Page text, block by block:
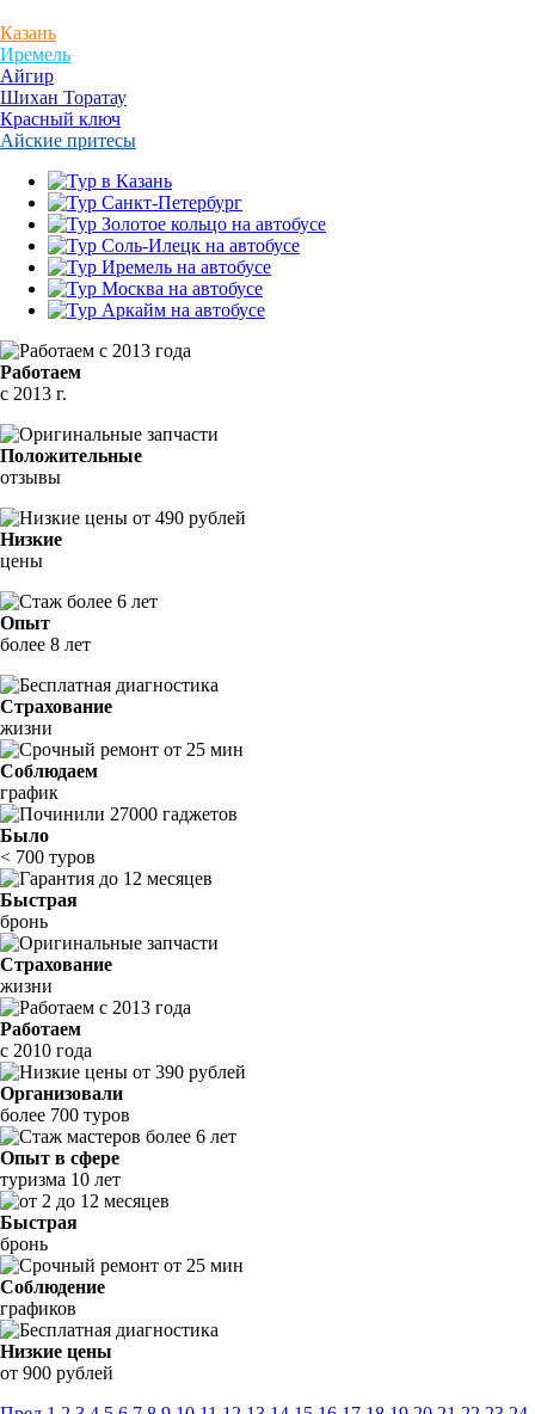
Казань
Иремель
Айгир
Шихан Торатау
Красный ключ
Айские притесы
Работаем
с 2013 г.
Положительные
отзывы
Низкие
цены
Опыт
более 8 лет
Страхование
жизни
Соблюдаем
график
Было
< 700 туров
Быстрая
бронь
Страхование
жизни
Работаем
с 2010 года
Организовали
более 700 туров
Опыт в сфере
туризма 10 лет
Быстрая
бронь
Соблюдение
графиков
Низкие цены
от 900 рублей